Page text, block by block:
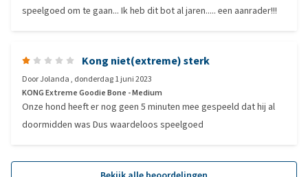
speelgoed om te gaan... Ik heb dit bot al jaren..... een aanrader!!!
Kong niet(extreme) sterk
DoorJolanda, donderdag 1 juni 2023
KONG Extreme Goodie Bone - Medium
Onze hond heeft er nog geen 5 minuten mee gespeeld dat hij al
doormidden was Dus waardeloos speelgoed